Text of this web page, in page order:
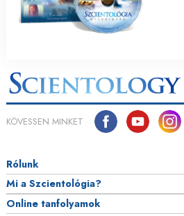
KÖVESSEN MINKET
Rólunk
Mi a Szcientológia?
Online tanfolyamok